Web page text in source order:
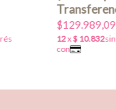
$129.989,09